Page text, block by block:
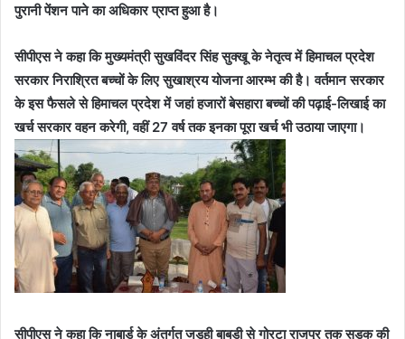
पुरानी पेंशन पाने का अधिकार प्राप्त हुआ है।
सीपीएस ने कहा कि मुख्यमंत्री सुखविंदर सिंह सुक्खू के नेतृत्व में हिमाचल प्रदेश
सरकार निराश्रित बच्चों के लिए सुखाश्रय योजना आरम्भ की है। वर्तमान सरकार
के इस फैसले से हिमाचल प्रदेश में जहां हजारों बेसहारा बच्चों की पढ़ाई-लिखाई का
खर्च सरकार वहन करेगी, वहीं 27 वर्ष तक इनका पूरा खर्च भी उठाया जाएगा।
सीपीएस ने कहा कि नाबार्ड के अंतर्गत जडूही बाबडी से गोरटा राजपुर तक सड़क की